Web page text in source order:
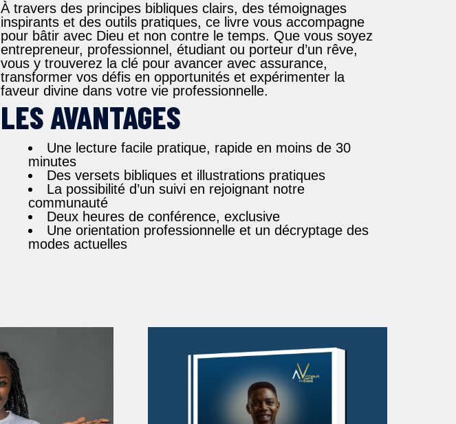
À travers des principes bibliques clairs, des témoignages
inspirants et des outils pratiques, ce livre vous accompagne
pour bâtir avec Dieu et non contre le temps. Que vous soyez
entrepreneur, professionnel, étudiant ou porteur d’un rêve,
vous y trouverez la clé pour avancer avec assurance,
transformer vos défis en opportunités et expérimenter la
faveur divine dans votre vie professionnelle.
LES AVANTAGES
Une lecture facile pratique, rapide en moins de 30
minutes
Des versets bibliques et illustrations pratiques
La possibilité d’un suivi en rejoignant notre
communauté
Deux heures de conférence, exclusive
Une orientation professionnelle et un décryptage des
modes actuelles